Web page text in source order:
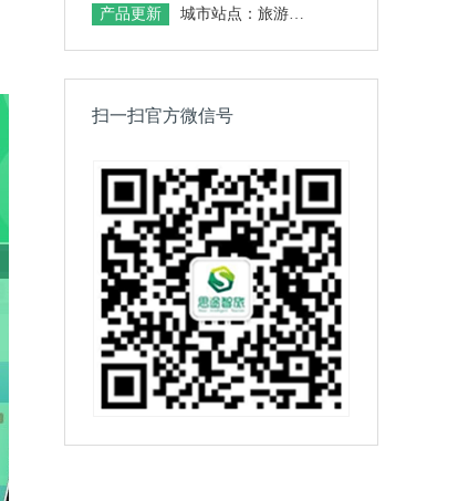
产品更新 城市站点：旅游企业精准营销的致胜法宝
扫一扫官方微信号